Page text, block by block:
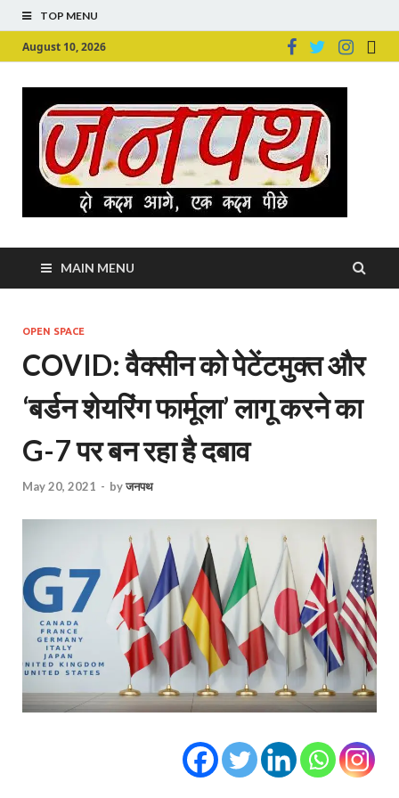
TOP MENU
August 10, 2026
MAIN MENU
OPEN SPACE
COVID: वैक्सीन को पेटेंटमुक्त और
‘बर्डन शेयरिंग फार्मूला’ लागू करने का
G-7 पर बन रहा है दबाव
May 20, 2021 - byजनपथ